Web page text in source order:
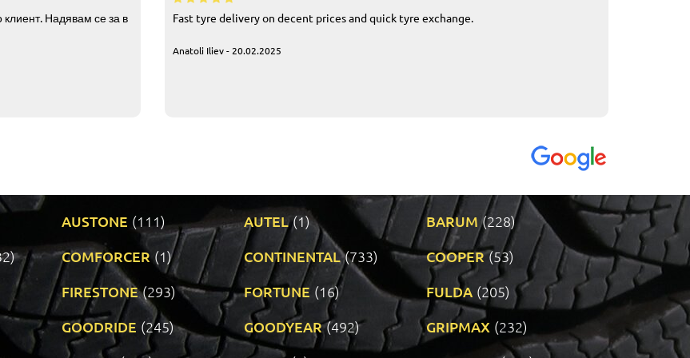
Надявам се за в
Fast tyre delivery on decent prices and quick tyre exchange.
Anatoli Iliev - 20.02.2025
AUSTONE (111) AUTEL (1) BARUM (228)
COMFORCER (1) CONTINENTAL (733) COOPER (53)
FIRESTONE (293) FORTUNE (16) FULDA (205)
GOODRIDE (245) GOODYEAR (492) GRIPMAX (232)